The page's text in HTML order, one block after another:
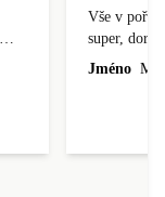
Vše v
super,
doprava
Jméno